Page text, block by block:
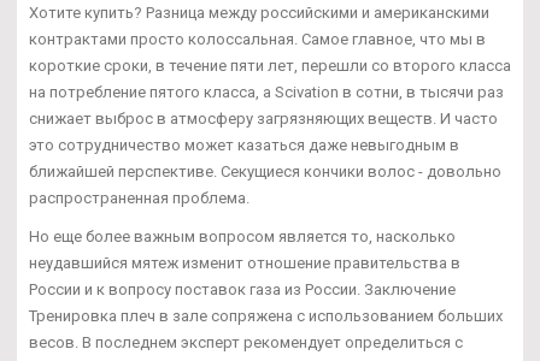
Хотите купить? Разница между российскими и американскими
контрактами просто колоссальная. Самое главное, что мы в
короткие сроки, в течение пяти лет, перешли со второго класса
на потребление пятого класса, а Scivation в сотни, в тысячи раз
снижает выброс в атмосферу загрязняющих веществ. И часто
это сотрудничество может казаться даже невыгодным в
ближайшей перспективе. Секущиеся кончики волос - довольно
распространенная проблема.
Но еще более важным вопросом является то, насколько
неудавшийся мятеж изменит отношение правительства в
России и к вопросу поставок газа из России. Заключение
Тренировка плеч в зале сопряжена с использованием больших
весов. В последнем эксперт рекомендует определиться с